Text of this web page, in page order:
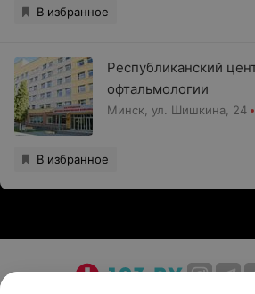
В избранное
Республиканский
офтальмологии
Минск, ул. Шишкина, 24
В избранное